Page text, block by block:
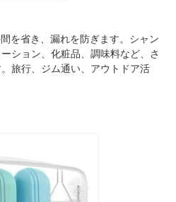
を省き、漏れを防ぎます。シャン
ション、化粧品、調味料など、さ
旅行、ジム通い、アウトドア活